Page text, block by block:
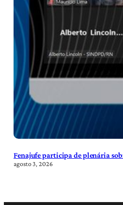
Fenajufe participa de plenária
agosto 3, 2026